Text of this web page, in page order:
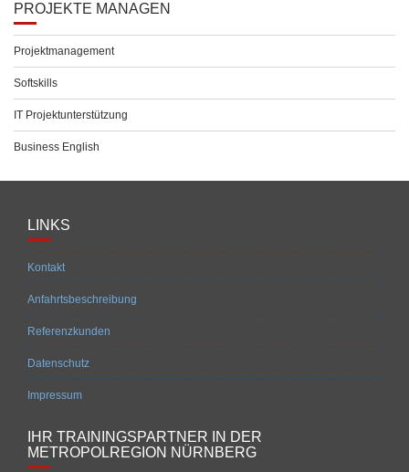
PROJEKTE MANAGEN
Projektmanagement
Softskills
IT Projektunterstützung
Business English
LINKS
Kontakt
Anfahrtsbeschreibung
Referenzkunden
Datenschutz
Impressum
IHR TRAININGSPARTNER IN DER
METROPOLREGION NÜRNBERG